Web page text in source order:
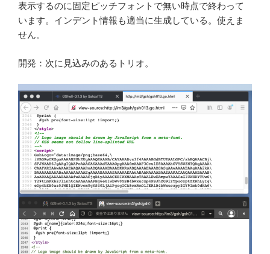
表示するのに固定ピッチフォントで無い時点で終わって
います。インデント情報も適当に生成している。使えま
せん。
開発：次に見込みのあるトリオ。